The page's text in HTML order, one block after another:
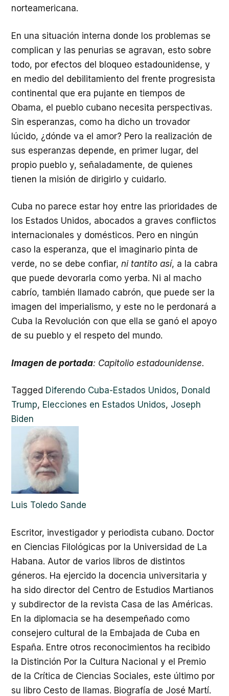
norteamericana.
En una situación interna donde los problemas se
complican y las penurias se agravan, esto sobre
todo, por efectos del bloqueo estadounidense, y
en medio del debilitamiento del frente progresista
continental que era pujante en tiempos de
Obama, el pueblo cubano necesita perspectivas.
Sin esperanzas, como ha dicho un trovador
lúcido, ¿dónde va el amor? Pero la realización de
sus esperanzas depende, en primer lugar, del
propio pueblo y, señaladamente, de quienes
tienen la misión de dirigirlo y cuidarlo.
Cuba no parece estar hoy entre las prioridades de
los Estados Unidos, abocados a graves conflictos
internacionales y domésticos. Pero en ningún
caso la esperanza, que el imaginario pinta de
verde, no se debe confiar, ni tantito así, a la cabra
que puede devorarla como yerba. Ni al macho
cabrío, también llamado cabrón, que puede ser la
imagen del imperialismo, y este no le perdonará a
Cuba la Revolución con que ella se ganó el apoyo
de su pueblo y el respeto del mundo.
Imagen de portada: Capitolio estadounidense.
Tagged Diferendo Cuba-Estados Unidos, Donald
Trump, Elecciones en Estados Unidos, Joseph
Biden
Luis Toledo Sande
Escritor, investigador y periodista cubano. Doctor
en Ciencias Filológicas por la Universidad de La
Habana. Autor de varios libros de distintos
géneros. Ha ejercido la docencia universitaria y
ha sido director del Centro de Estudios Martianos
y subdirector de la revista Casa de las Américas.
En la diplomacia se ha desempeñado como
consejero cultural de la Embajada de Cuba en
España. Entre otros reconocimientos ha recibido
la Distinción Por la Cultura Nacional y el Premio
de la Crítica de Ciencias Sociales, este último por
su libro Cesto de llamas. Biografía de José Martí.